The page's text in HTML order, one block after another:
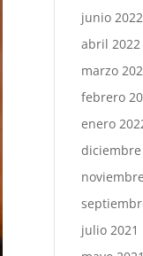
junio 2022
abril 2022
marzo
febrero
enero
diciembre
julio 2021